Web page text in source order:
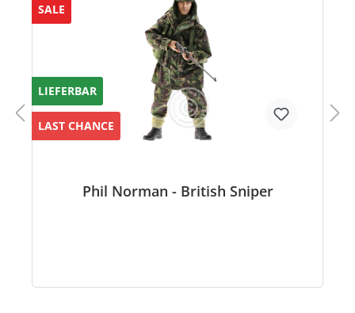
SALE
LIEFERBAR
LAST CHANCE
Phil Norman - British Sniper